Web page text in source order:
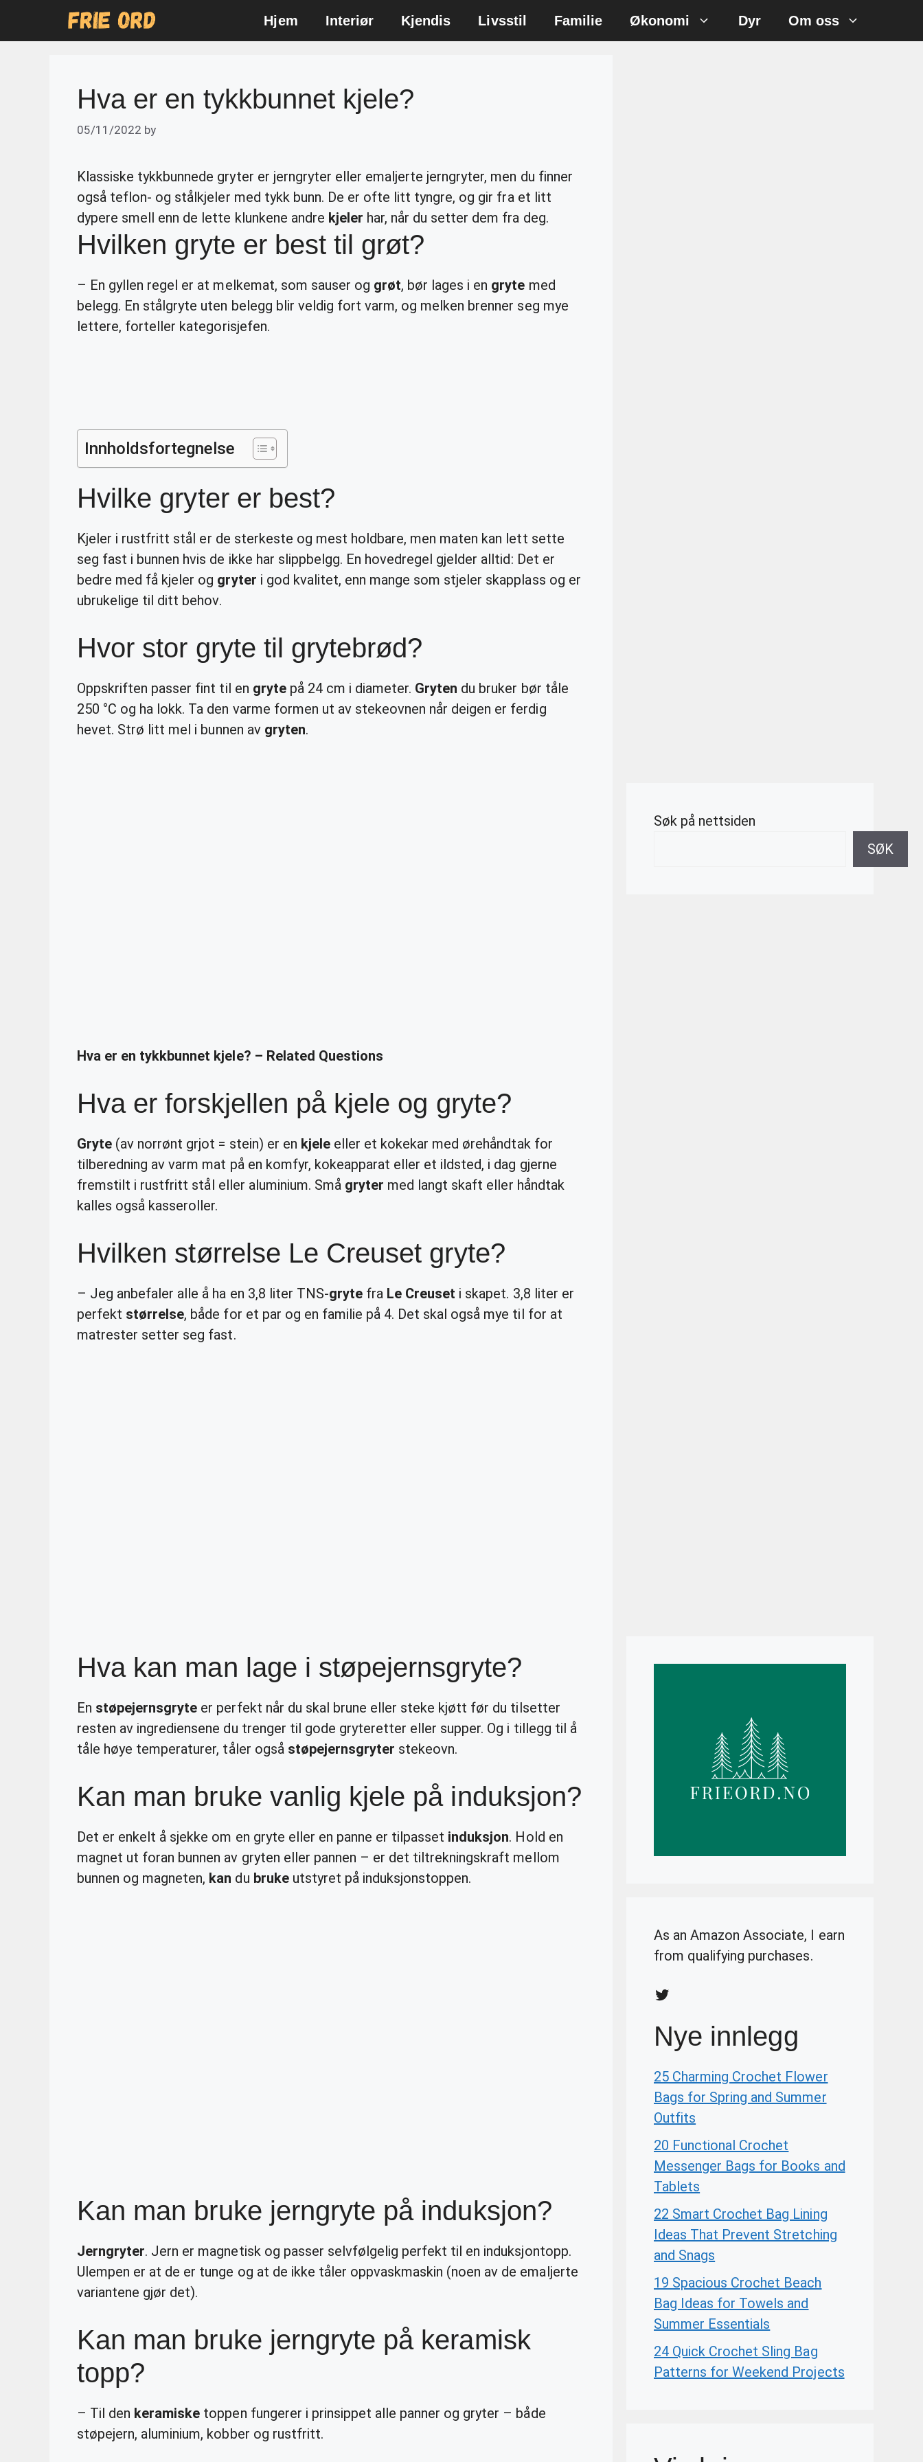
Hjem Interiør Kjendis Livsstil Familie Økonomi Dyr Om oss
Hva er en tykkbunnet kjele?
05/11/2022 by
Klassiske tykkbunnede gryter er jerngryter eller emaljerte jerngryter, men du finner
også teflon- og stålkjeler med tykk bunn. De er ofte litt tyngre, og gir fra et litt
dypere smell enn de lette klunkene andre kjeler har, når du setter dem fra deg.
Hvilken gryte er best til grøt?
– En gyllen regel er at melkemat, som sauser og grøt, bør lages i en gryte med
belegg. En stålgryte uten belegg blir veldig fort varm, og melken brenner seg mye
lettere, forteller kategorisjefen.
Innholdsfortegnelse
Hvilke gryter er best?
Kjeler i rustfritt stål er de sterkeste og mest holdbare, men maten kan lett sette
seg fast i bunnen hvis de ikke har slippbelgg. En hovedregel gjelder alltid: Det er
bedre med få kjeler og gryter i god kvalitet, enn mange som stjeler skapplass og er
ubrukelige til ditt behov.
Hvor stor gryte til grytebrød?
Oppskriften passer fint til en grytepå 24 cm i diameter. Gryten du bruker bør tåle
250 °C og ha lokk. Ta den varme formen ut av stekeovnen når deigen er ferdig
hevet. Strø litt mel i bunnen av gryten.
Hva er en tykkbunnet kjele? – Related Questions
Hva er forskjellen på kjele og gryte?
Gryte (av norrønt grjot = stein) er en kjeleeller et kokekar med ørehåndtak for
tilberedning av varm mat på en komfyr, kokeapparat eller et ildsted, i dag gjerne
fremstilt i rustfritt stål eller aluminium. Små gryter med langt skaft eller håndtak
kalles også kasseroller.
Hvilken størrelse Le Creuset gryte?
– Jeg anbefaler alle å ha en 3,8 liter TNS-grytefra Le Creuset i skapet. 3,8 liter er
perfekt størrelse, både for et par og en familie på 4. Det skal også mye til for at
matrester setter seg fast.
Hva kan man lage i støpejernsgryte?
En støpejernsgryte er perfekt når du skal brune eller steke kjøtt før du tilsetter
resten av ingrediensene du trenger til gode gryteretter eller supper. Og i tillegg til å
tåle høye temperaturer, tåler også støpejernsgryter stekeovn.
Kan man bruke vanlig kjele på induksjon?
Det er enkelt å sjekke om en gryte eller en panne er tilpasset induksjon. Hold en
magnet ut foran bunnen av gryten eller pannen – er det tiltrekningskraft mellom
bunnen og magneten, kan du brukeutstyret på induksjonstoppen.
Kan man bruke jerngryte på induksjon?
Jerngryter. Jern er magnetisk og passer selvfølgelig perfekt til en induksjontopp.
Ulempen er at de er tunge og at de ikke tåler oppvaskmaskin (noen av de emaljerte
variantene gjør det).
Kan man bruke jerngryte på keramisk
topp?
– Til den keramiske toppen fungerer i prinsippet alle panner og gryter – både
støpejern, aluminium, kobber og rustfritt.
Søk på nettsiden
SØK
As an Amazon Associate, I earn
from qualifying purchases.
Twitter
Nye innlegg
25 Charming Crochet Flower
Bags for Spring and Summer
Outfits
20 Functional Crochet
Messenger Bags for Books and
Tablets
22 Smart Crochet Bag Lining
Ideas That Prevent Stretching
and Snags
19 Spacious Crochet Beach
Bag Ideas for Towels and
Summer Essentials
24 Quick Crochet Sling Bag
Patterns for Weekend Projects